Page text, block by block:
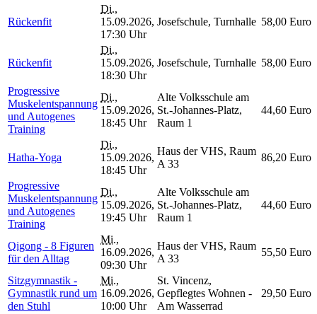
Rückenfit
Di.,
15.09.2026,
17:30 Uhr
Josefschule, Turnhalle 58,00 Euro
Rückenfit
Di.,
15.09.2026,
18:30 Uhr
Josefschule, Turnhalle 58,00 Euro
Progressive
Muskelentspannung
und Autogenes
Training
Di.,
15.09.2026,
18:45 Uhr
Alte Volksschule am
St.-Johannes-Platz,
Raum 1
44,60 Euro
Hatha-Yoga
Di.,
15.09.2026,
18:45 Uhr
Haus der VHS, Raum
A 33
86,20 Euro
Progressive
Muskelentspannung
und Autogenes
Training
Di.,
15.09.2026,
19:45 Uhr
Alte Volksschule am
St.-Johannes-Platz,
Raum 1
44,60 Euro
Qigong - 8 Figuren
für den Alltag
Mi.,
16.09.2026,
09:30 Uhr
Haus der VHS, Raum
A 33
55,50 Euro
Sitzgymnastik -
Gymnastik rund um
den Stuhl
Mi.,
16.09.2026,
10:00 Uhr
St. Vincenz,
Gepflegtes Wohnen -
Am Wasserrad
29,50 Euro